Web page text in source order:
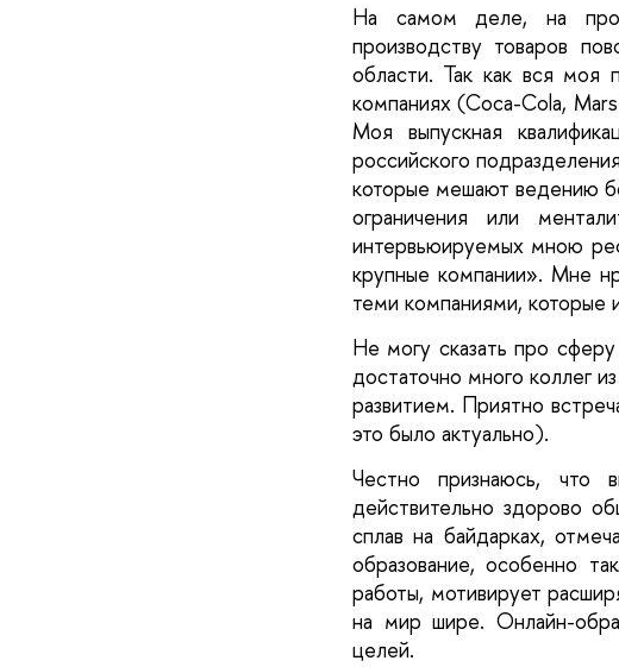
На самом деле, на
производству товаров
области. Так как вся моя
компаниях (Coca-Cola,
Моя выпускная
российского
которые мешают ведению
ограничения или
интервьюируемых мною
крупные компании». Мне
теми компаниями, которые
Не могу сказать про
достаточно много коллег
развитием. Приятно
это было актуально).
Честно признаюсь,
действительно здорово
сплав на байдарках,
образование, особенно
работы, мотивирует
на мир шире. Онлайн-
целей.